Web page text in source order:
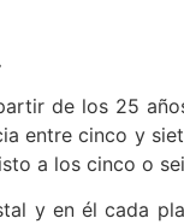
de los 25
entre cinco y
a los cinco o
y en él cada